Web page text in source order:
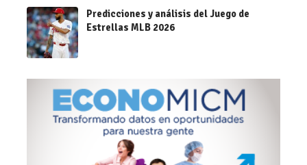
Predicciones y análisis del Juego de
Estrellas MLB 2026